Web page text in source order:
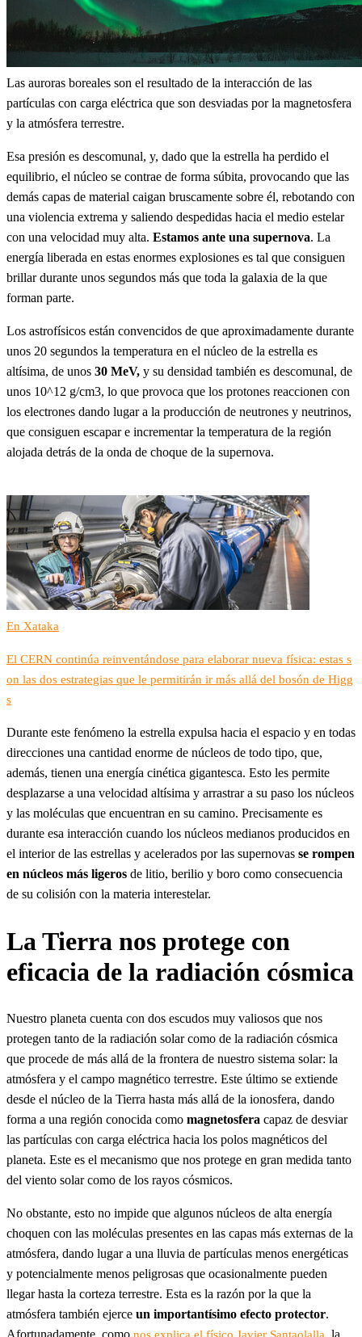
Las auroras boreales son el resultado de la interacción de las
partículas con carga eléctrica que son desviadas por la magnetosfera
y la atmósfera terrestre.
Esa presión es descomunal, y, dado que la estrella ha perdido el
equilibrio, el núcleo se contrae de forma súbita, provocando que las
demás capas de material caigan bruscamente sobre él, rebotando con
una violencia extrema y saliendo despedidas hacia el medio estelar
con una velocidad muy alta. Estamos ante una supernova. La
energía liberada en estas enormes explosiones es tal que consiguen
brillar durante unos segundos más que toda la galaxia de la que
forman parte.
Los astrofísicos están convencidos de que aproximadamente durante
unos 20 segundos la temperatura en el núcleo de la estrella es
altísima, de unos 30 MeV, y su densidad también es descomunal, de
unos 10^12 g/cm3, lo que provoca que los protones reaccionen con
los electrones dando lugar a la producción de neutrones y neutrinos,
que consiguen escapar e incrementar la temperatura de la región
alojada detrás de la onda de choque de la supernova.
En Xataka
El CERN continúa reinventándose para elaborar nueva física: estas s
on las dos estrategias que le permitirán ir más allá del bosón de Higg
s
Durante este fenómeno la estrella expulsa hacia el espacio y en todas
direcciones una cantidad enorme de núcleos de todo tipo, que,
además, tienen una energía cinética gigantesca. Esto les permite
desplazarse a una velocidad altísima y arrastrar a su paso los núcleos
y las moléculas que encuentran en su camino. Precisamente es
durante esa interacción cuando los núcleos medianos producidos en
el interior de las estrellas y acelerados por las supernovas se rompen
en núcleos más ligeros de litio, berilio y boro como consecuencia
de su colisión con la materia interestelar.
La Tierra nos protege con
eficacia de la radiación cósmica
Nuestro planeta cuenta con dos escudos muy valiosos que nos
protegen tanto de la radiación solar como de la radiación cósmica
que procede de más allá de la frontera de nuestro sistema solar: la
atmósfera y el campo magnético terrestre. Este último se extiende
desde el núcleo de la Tierra hasta más allá de la ionosfera, dando
forma a una región conocida como magnetosfera capaz de desviar
las partículas con carga eléctrica hacia los polos magnéticos del
planeta. Este es el mecanismo que nos protege en gran medida tanto
del viento solar como de los rayos cósmicos.
No obstante, esto no impide que algunos núcleos de alta energía
choquen con las moléculas presentes en las capas más externas de la
atmósfera, dando lugar a una lluvia de partículas menos energéticas
y potencialmente menos peligrosas que ocasionalmente pueden
llegar hasta la corteza terrestre. Esta es la razón por la que la
atmósfera también ejerce un importantísimo efecto protector.
Afortunadamente, como
, la